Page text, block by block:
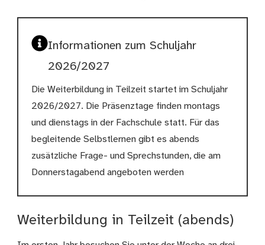
Informationen zum Schuljahr
2026/2027
Die Weiterbildung in Teilzeit startet im Schuljahr
2026/2027. Die Präsenztage finden montags
und dienstags in der Fachschule statt. Für das
begleitende Selbstlernen gibt es abends
zusätzliche Frage- und Sprechstunden, die am
Donnerstagabend angeboten werden
Weiterbildung in Teilzeit (abends)